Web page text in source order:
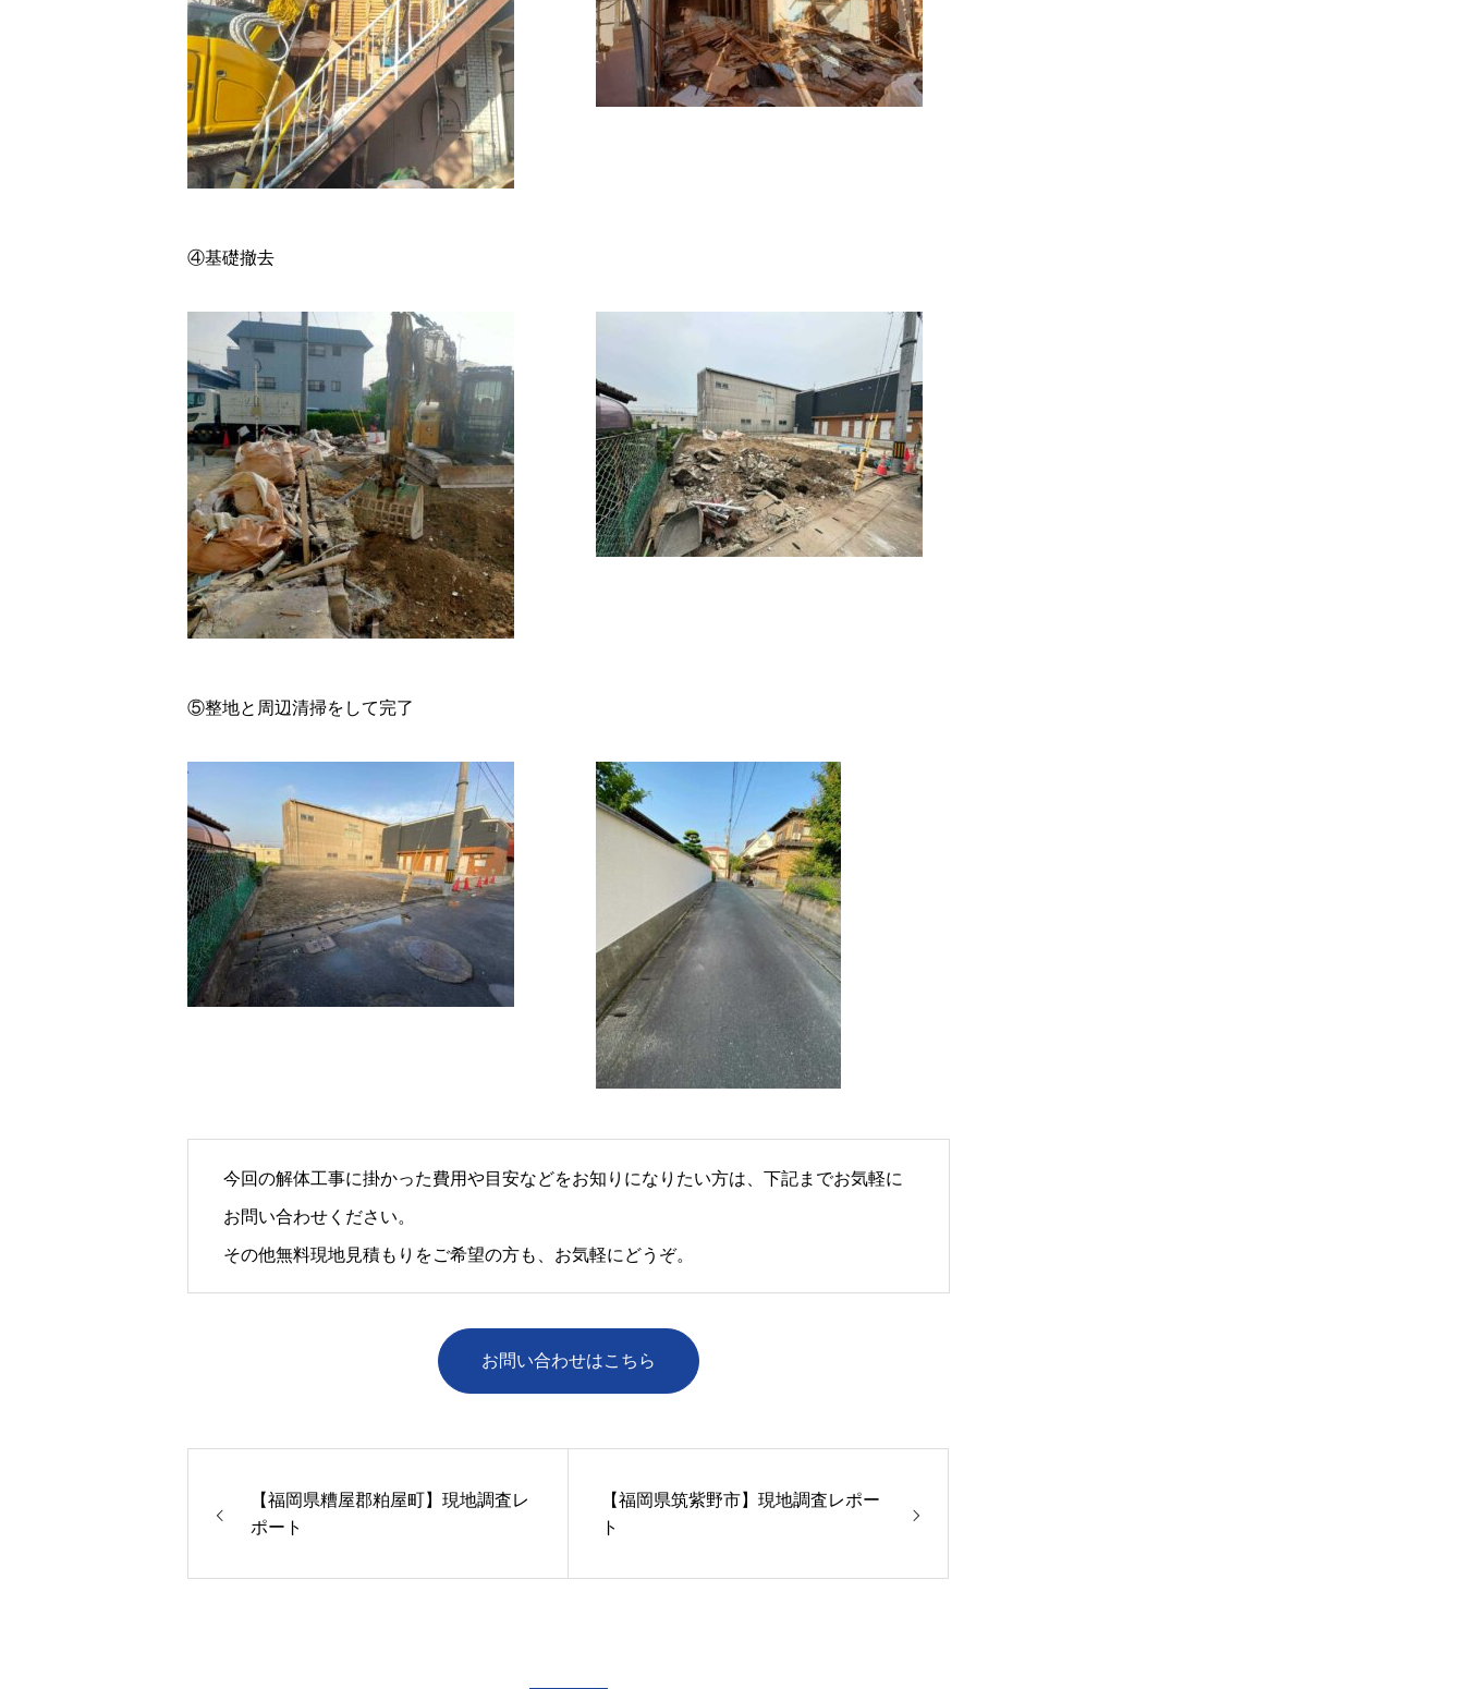
④基礎撤去
⑤整地と周辺清掃をして完了
今回の解体工事に掛かった費用や目安などをお知りになりたい方は、下記までお気軽に
お問い合わせください。
その他無料現地見積もりをご希望の方も、お気軽にどうぞ。
お問い合わせはこちら
【福岡県糟屋郡粕屋町】現地調査レ
ポート
【福岡県筑紫野市】現地調査レポー
ト